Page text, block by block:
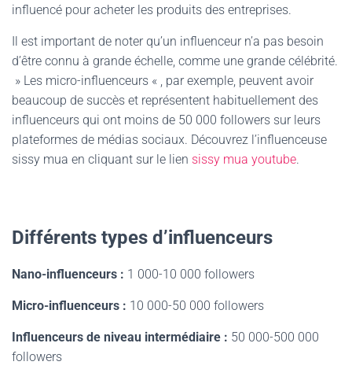
influencé pour acheter les produits des entreprises.
Il est important de noter qu’un influenceur n’a pas besoin
d’être connu à grande échelle, comme une grande célébrité.
» Les micro-influenceurs « , par exemple, peuvent avoir
beaucoup de succès et représentent habituellement des
influenceurs qui ont moins de 50 000 followers sur leurs
plateformes de médias sociaux. Découvrez l’influenceuse
sissy mua en cliquant sur le lien sissy mua youtube.
Différents types d’influenceurs
Nano-influenceurs : 1 000-10 000 followers
Micro-influenceurs : 10 000-50 000 followers
Influenceurs de niveau intermédiaire : 50 000-500 000
followers